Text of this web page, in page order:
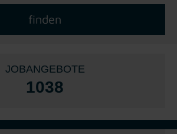
JOBANGEBOTE
1038